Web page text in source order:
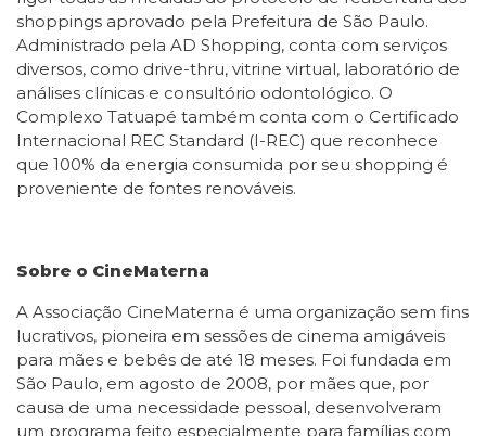
shoppings aprovado pela Prefeitura de São Paulo.
Administrado pela AD Shopping, conta com serviços
diversos, como drive-thru, vitrine virtual, laboratório de
análises clínicas e consultório odontológico. O
Complexo Tatuapé também conta com o Certificado
Internacional REC Standard (I-REC) que reconhece
que 100% da energia consumida por seu shopping é
proveniente de fontes renováveis.
Sobre o CineMaterna
A Associação CineMaterna é uma organização sem fins
lucrativos, pioneira em sessões de cinema amigáveis
para mães e bebês de até 18 meses. Foi fundada em
São Paulo, em agosto de 2008, por mães que, por
causa de uma necessidade pessoal, desenvolveram
um programa feito especialmente para famílias com